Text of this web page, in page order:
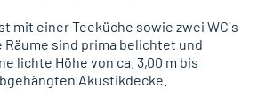
mit einer Teeküche sowie zwei WC´s
sind prima belichtet und
lichte Höhe von ca. 3,00 m bis
Akustikdecke.